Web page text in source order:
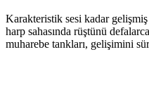
Karakteristik sesi kadar
harp sahasında rüştünü
muharebe tankları, gelişimini